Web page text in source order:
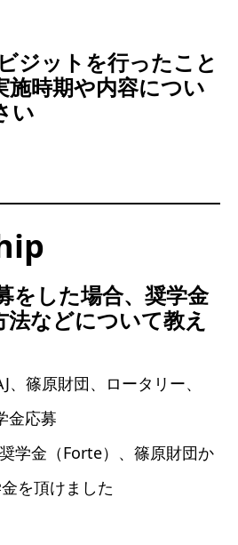
ジットを行ったこと
施時期や内容につい
い
をした場合、奨学金
などについて教え
、篠原財団、ロータリー、
金応募
学金（Forte）、篠原財団か
を頂けました